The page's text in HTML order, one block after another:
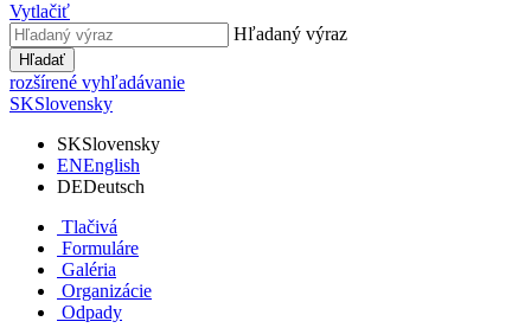
Vytlačiť
Hľadaný výraz
Hľadať
rozšírené vyhľadávanie
SKSlovensky
SKSlovensky
ENEnglish
DEDeutsch
Tlačivá
Formuláre
Galéria
Organizácie
Odpady